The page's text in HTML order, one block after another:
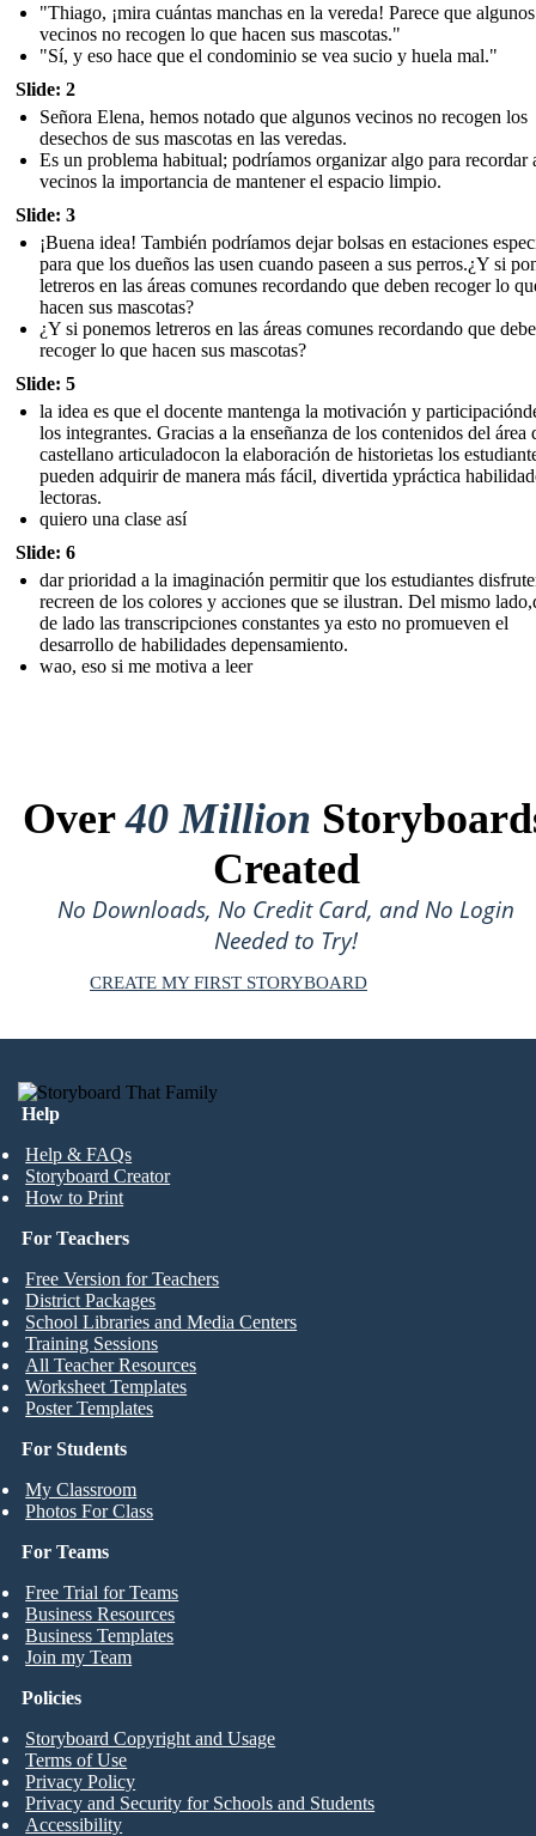
"Thiago, ¡mira cuántas manchas en la vereda! Parece que algunos
vecinos no recogen lo que hacen sus mascotas."
"Sí, y eso hace que el condominio se vea sucio y huela mal."
Slide: 2
Señora Elena, hemos notado que algunos vecinos no recogen los
desechos de sus mascotas en las veredas.
Es un problema habitual; podríamos organizar algo para recordar
vecinos la importancia de mantener el espacio limpio.
Slide: 3
¡Buena idea! También podríamos dejar bolsas en estaciones
para que los dueños las usen cuando paseen a sus perros.¿Y si
letreros en las áreas comunes recordando que deben recoger lo
hacen sus mascotas?
¿Y si ponemos letreros en las áreas comunes recordando que
recoger lo que hacen sus mascotas?
Slide: 5
la idea es que el docente mantenga la motivación y
los integrantes. Gracias a la enseñanza de los contenidos del área
castellano articuladocon la elaboración de historietas los
pueden adquirir de manera más fácil, divertida ypráctica
lectoras.
quiero una clase así
Slide: 6
dar prioridad a la imaginación permitir que los estudiantes
recreen de los colores y acciones que se ilustran. Del mismo
de lado las transcripciones constantes ya esto no promueven el
desarrollo de habilidades depensamiento.
wao, eso si me motiva a leer
Over40 Million
Created
No Downloads, No Credit Card, and No Login
Needed to Try!
CREATE MY FIRST STORYBOARD
Help
Help & FAQs
Storyboard Creator
How to Print
For Students
My Classroom
Photos For Class
For Teachers
Free Version for Teachers
District Packages
School Libraries and Media Centers
Training Sessions
All Teacher Resources
Worksheet Templates
Poster Templates
For Teams
Free Trial for Teams
Business Resources
Business Templates
Join my Team
Policies
Storyboard Copyright and Usage
Terms of Use
Privacy Policy
Privacy and Security for Schools and Students
Accessibility